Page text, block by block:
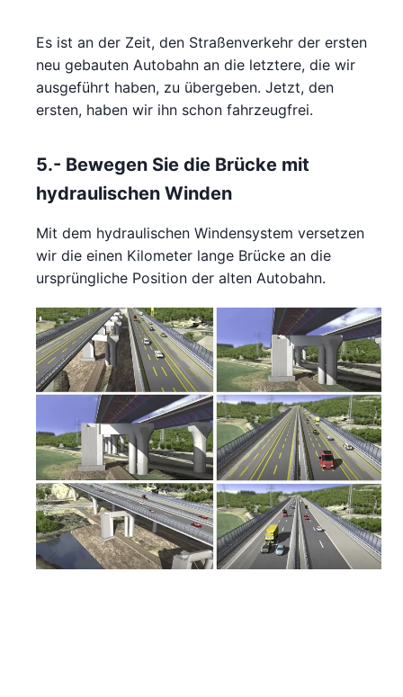
Es ist an der Zeit, den Straßenverkehr der ersten
neu gebauten Autobahn an die letztere, die wir
ausgeführt haben, zu übergeben. Jetzt, den
ersten, haben wir ihn schon fahrzeugfrei.
5.- Bewegen Sie die Brücke mit
hydraulischen Winden
Mit dem hydraulischen Windensystem versetzen
wir die einen Kilometer lange Brücke an die
ursprüngliche Position der alten Autobahn.